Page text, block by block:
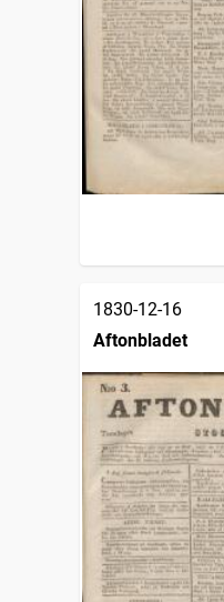
1830-12-16
Aftonbladet